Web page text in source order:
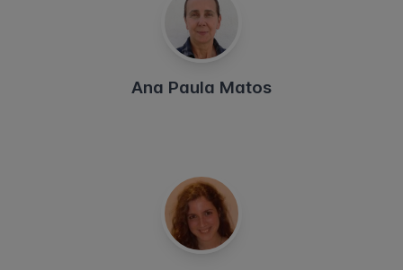
Ana Paula Matos